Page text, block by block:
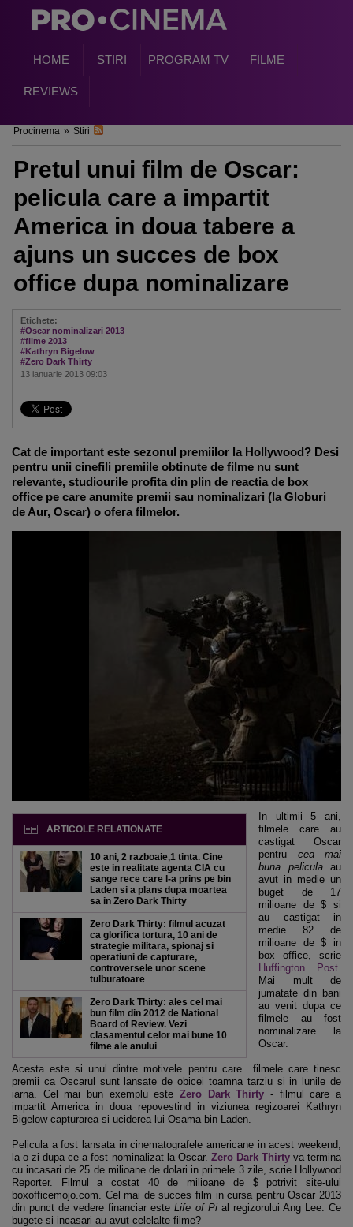
HOME STIRI PROGRAM TV FILME
REVIEWS
Procinema » Stiri
Pretul unui film de Oscar:
pelicula care a impartit
America in doua tabere a
ajuns un succes de box
office dupa nominalizare
Etichete:
#Oscar nominalizari 2013
#filme 2013
#Kathryn Bigelow
#Zero Dark Thirty
13 ianuarie 2013 09:03
Cat de important este sezonul premiilor la Hollywood? Desi
pentru unii cinefili premiile obtinute de filme nu sunt
relevante, studiourile profita din plin de reactia de box
office pe care anumite premii sau nominalizari (la Globuri
de Aur, Oscar) o ofera filmelor.
ARTICOLE RELATIONATE
10 ani, 2 razboaie,1 tinta. Cine
este in realitate agenta CIA cu
sange rece care l-a prins pe bin
Laden si a plans dupa moartea
sa in Zero Dark Thirty
Zero Dark Thirty: filmul acuzat
ca glorifica tortura, 10 ani de
strategie militara, spionaj si
operatiuni de capturare,
controversele unor scene
tulburatoare
Zero Dark Thirty: ales cel mai
bun film din 2012 de National
Board of Review. Vezi
clasamentul celor mai bune 10
filme ale anului
In ultimii 5 ani,
filmele care au
castigat Oscar
pentru cea mai
buna peliculaau
avut in medie un
buget de 17
milioane de $ si
au castigat in
medie 82 de
milioane de $ in
box office, scrie
Huffington Post.
Mai mult de
jumatate din bani
au venit dupa ce
filmele au fost
nominalizare la
Oscar.
Acesta este si unul dintre motivele pentru care filmele care tinesc
premii ca Oscarul sunt lansate de obicei toamna tarziu si in lunile de
iarna. Cel mai bun exemplu este Zero Dark Thirty - filmul care a
impartit America in doua repovestind in viziunea regizoarei Kathryn
Bigelow capturarea si uciderea lui Osama bin Laden.
Pelicula a fost lansata in cinematografele americane in acest weekend,
la o zi dupa ce a fost nominalizat la Oscar. Zero Dark Thirty va termina
cu incasari de 25 de milioane de dolari in primele 3 zile, scrie Hollywood
Reporter. Filmul a costat 40 de milioane de $ potrivit site-ului
boxofficemojo.com. Cel mai de succes film in cursa pentru Oscar 2013
din punct de vedere financiar esteLife of Pial regizorului Ang Lee. Ce
bugete si incasari au avut celelalte filme?